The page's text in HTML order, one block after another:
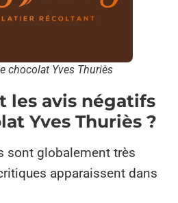
chocolat Yves Thuriès
les avis négatifs
Yves Thuriès ?
sont globalement très
apparaissent dans